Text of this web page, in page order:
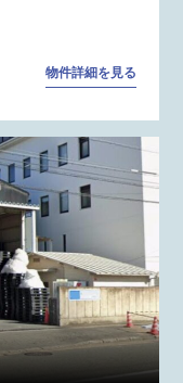
物件詳細を見る